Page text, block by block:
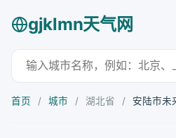
gjklmn天气网
首页 / 城市 / 湖北省 / 安陆市未